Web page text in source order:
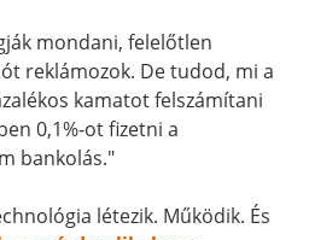
mondani, felelőtlen
reklámozok. De tudod, mi a
kamatot felszámítani
0,1%-ot fizetni a
bankolás."
létezik. Működik. És